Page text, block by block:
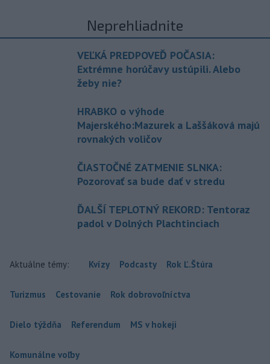
Neprehliadnite
VEĽKÁ PREDPOVEĎ POČASIA:
Extrémne horúčavy ustúpili. Alebo
žeby nie?
HRABKO o výhode
Majerského:Mazurek a Laššáková majú
rovnakých voličov
ČIASTOČNÉ ZATMENIE SLNKA:
Pozorovať sa bude dať v stredu
ĎALŠÍ TEPLOTNÝ REKORD: Tentoraz
padol v Dolných Plachtinciach
Aktuálne témy: Kvízy Podcasty Rok Ľ.Štúra
Turizmus Cestovanie Rok dobrovoľníctva
Dielo týždňa Referendum MS v hokeji
Komunálne voľby